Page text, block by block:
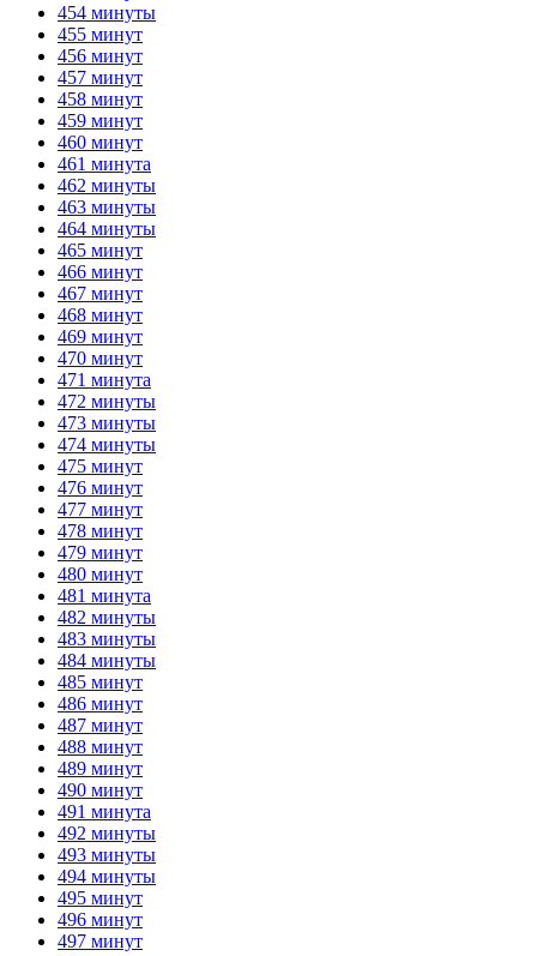
454 минуты
455 минут
456 минут
457 минут
458 минут
459 минут
460 минут
461 минута
462 минуты
463 минуты
464 минуты
465 минут
466 минут
467 минут
468 минут
469 минут
470 минут
471 минута
472 минуты
473 минуты
474 минуты
475 минут
476 минут
477 минут
478 минут
479 минут
480 минут
481 минута
482 минуты
483 минуты
484 минуты
485 минут
486 минут
487 минут
488 минут
489 минут
490 минут
491 минута
492 минуты
493 минуты
494 минуты
495 минут
496 минут
497 минут